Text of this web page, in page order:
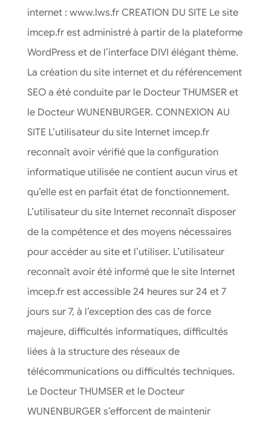
internet : www.lws.fr CREATION DU SITE Le site
imcep.fr est administré à partir de la plateforme
WordPress et de l’interface DIVI élégant thème.
La création du site internet et du référencement
SEO a été conduite par le Docteur THUMSER et
le Docteur WUNENBURGER. CONNEXION AU
SITE L’utilisateur du site Internet imcep.fr
reconnaît avoir vérifié que la configuration
informatique utilisée ne contient aucun virus et
qu’elle est en parfait état de fonctionnement.
L’utilisateur du site Internet reconnaît disposer
de la compétence et des moyens nécessaires
pour accéder au site et l’utiliser. L’utilisateur
reconnaît avoir été informé que le site Internet
imcep.fr est accessible 24 heures sur 24 et 7
jours sur 7, à l’exception des cas de force
majeure, difficultés informatiques, difficultés
liées à la structure des réseaux de
télécommunications ou difficultés techniques.
Le Docteur THUMSER et le Docteur
WUNENBURGER s’efforcent de maintenir